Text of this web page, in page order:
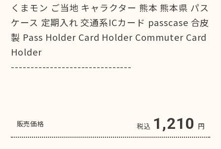
くまモン ご当地 キャラクター 熊本 熊本県 パス
ケース 定期入れ 交通系ICカード passcase 合皮
製 Pass Holder Card Holder Commuter Card
Holder
-------------------------------
販売価格 税込 1,210 円